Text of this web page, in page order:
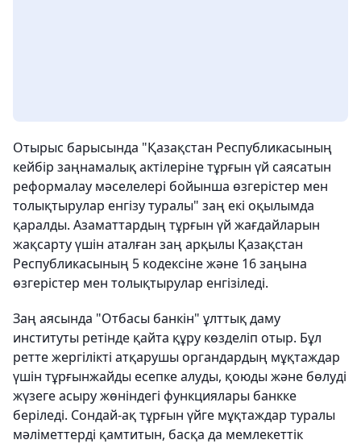
Отырыс барысында "Қазақстан Республикасының
кейбір заңнамалық актілеріне тұрғын үй саясатын
реформалау мәселелері бойынша өзгерістер мен
толықтырулар енгізу туралы" заң екі оқылымда
қаралды. Азаматтардың тұрғын үй жағдайларын
жақсарту үшін аталған заң арқылы Қазақстан
Республикасының 5 кодексіне және 16 заңына
өзгерістер мен толықтырулар енгізіледі.
Заң аясында "Отбасы банкін" ұлттық даму
институты ретінде қайта құру көзделіп отыр. Бұл
ретте жергілікті атқарушы органдардың мұқтаждар
үшін тұрғынжайды есепке алуды, қоюды және бөлуді
жүзеге асыру жөніндегі функциялары банкке
беріледі. Сондай-ақ тұрғын үйге мұқтаждар туралы
мәліметтерді қамтитын, басқа да мемлекеттік